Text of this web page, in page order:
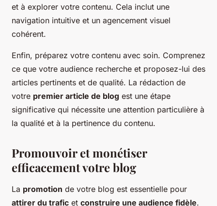
et à explorer votre contenu. Cela inclut une
navigation intuitive et un agencement visuel
cohérent.
Enfin, préparez votre contenu avec soin. Comprenez
ce que votre audience recherche et proposez-lui des
articles pertinents et de qualité. La rédaction de
votre premier article de blog est une étape
significative qui nécessite une attention particulière à
la qualité et à la pertinence du contenu.
Promouvoir et monétiser
efficacement votre blog
La promotion de votre blog est essentielle pour
attirer du trafic et construire une audience fidèle.